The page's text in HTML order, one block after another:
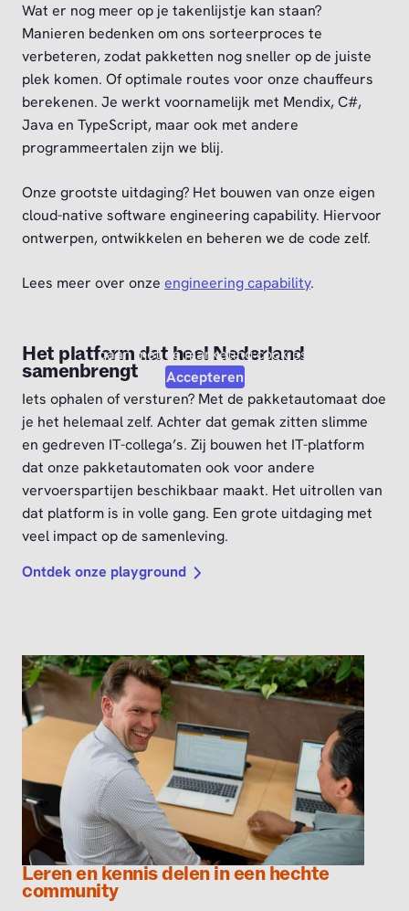
Wat er nog meer op je takenlijstje kan staan?
Manieren bedenken om ons sorteerproces te
verbeteren, zodat pakketten nog sneller op de juiste
plek komen. Of optimale routes voor onze chauffeurs
berekenen. Je werkt voornamelijk met Mendix, C#,
Java en TypeScript, maar ook met andere
programmeertalen zijn we blij.
Onze grootste uitdaging? Het bouwen van onze eigen
cloud-native software engineering capability. Hiervoor
ontwerpen, ontwikkelen en beheren we de code zelf.
Lees meer over onze engineering capability.
gaan met de marketing cookies.
Accepteren
Het platform dat heel Nederland
samenbrengt
Iets ophalen of versturen? Met de pakketautomaat doe
je het helemaal zelf. Achter dat gemak zitten slimme
en gedreven IT-collega’s. Zij bouwen het IT-platform
dat onze pakketautomaten ook voor andere
vervoerspartijen beschikbaar maakt. Het uitrollen van
dat platform is in volle gang. Een grote uitdaging met
veel impact op de samenleving.
Ontdek onze playground
Leren en kennis delen in een hechte
community